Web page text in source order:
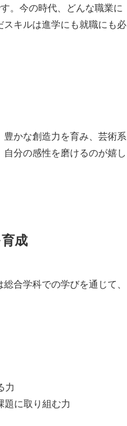
。今の時代、どんな職業に
キルは進学にも就職にも必
かな創造力を育み、芸術系
分の感性を磨けるのが嬉し
成
合学科での学びを通じて、
力
題に取り組む力